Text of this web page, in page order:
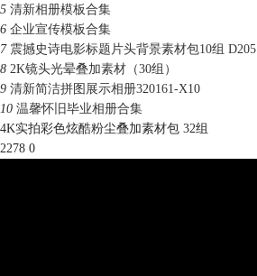
5 清新相册模板合集
6 企业宣传模板合集
7 震撼史诗电影标题片头背景素材包10组 D205
8 2K镜头光晕叠加素材（30组）
9 清新简洁拼图展示相册320161-X10
10 温馨怀旧毕业相册合集
4K实拍彩色炫酷粉尘叠加素材包 32组
2278 0